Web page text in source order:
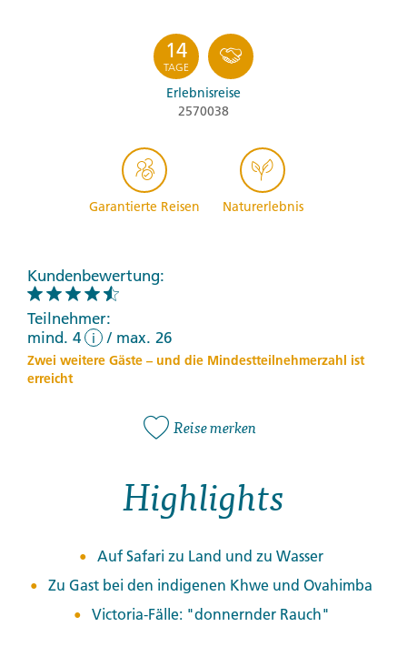
14
TAGE
Erlebnisreise
2570038
Garantierte Reisen Naturerlebnis
Kundenbewertung:
Teilnehmer:
mind. 4
i / max. 26
Zwei weitere Gäste – und die Mindestteilnehmerzahl ist
erreicht
Reise merken
Highlights
Auf Safari zu Land und zu Wasser
Zu Gast bei den indigenen Khwe und Ovahimba
Victoria-Fälle: "donnernder Rauch"